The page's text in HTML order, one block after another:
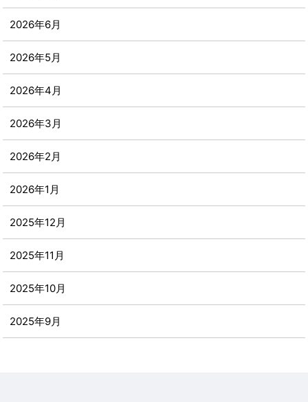
2026年6月
2026年5月
2026年4月
2026年3月
2026年2月
2026年1月
2025年12月
2025年11月
2025年10月
2025年9月